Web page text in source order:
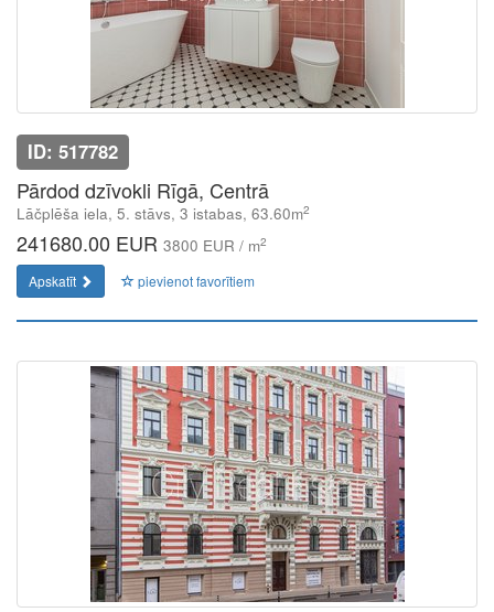
ID: 517782
Pārdod dzīvokli Rīgā, Centrā
Lāčplēša iela, 5. stāvs, 3 istabas, 63.60m2
241680.00 EUR 3800 EUR / m2
Apskatīt pievienot favorītiem